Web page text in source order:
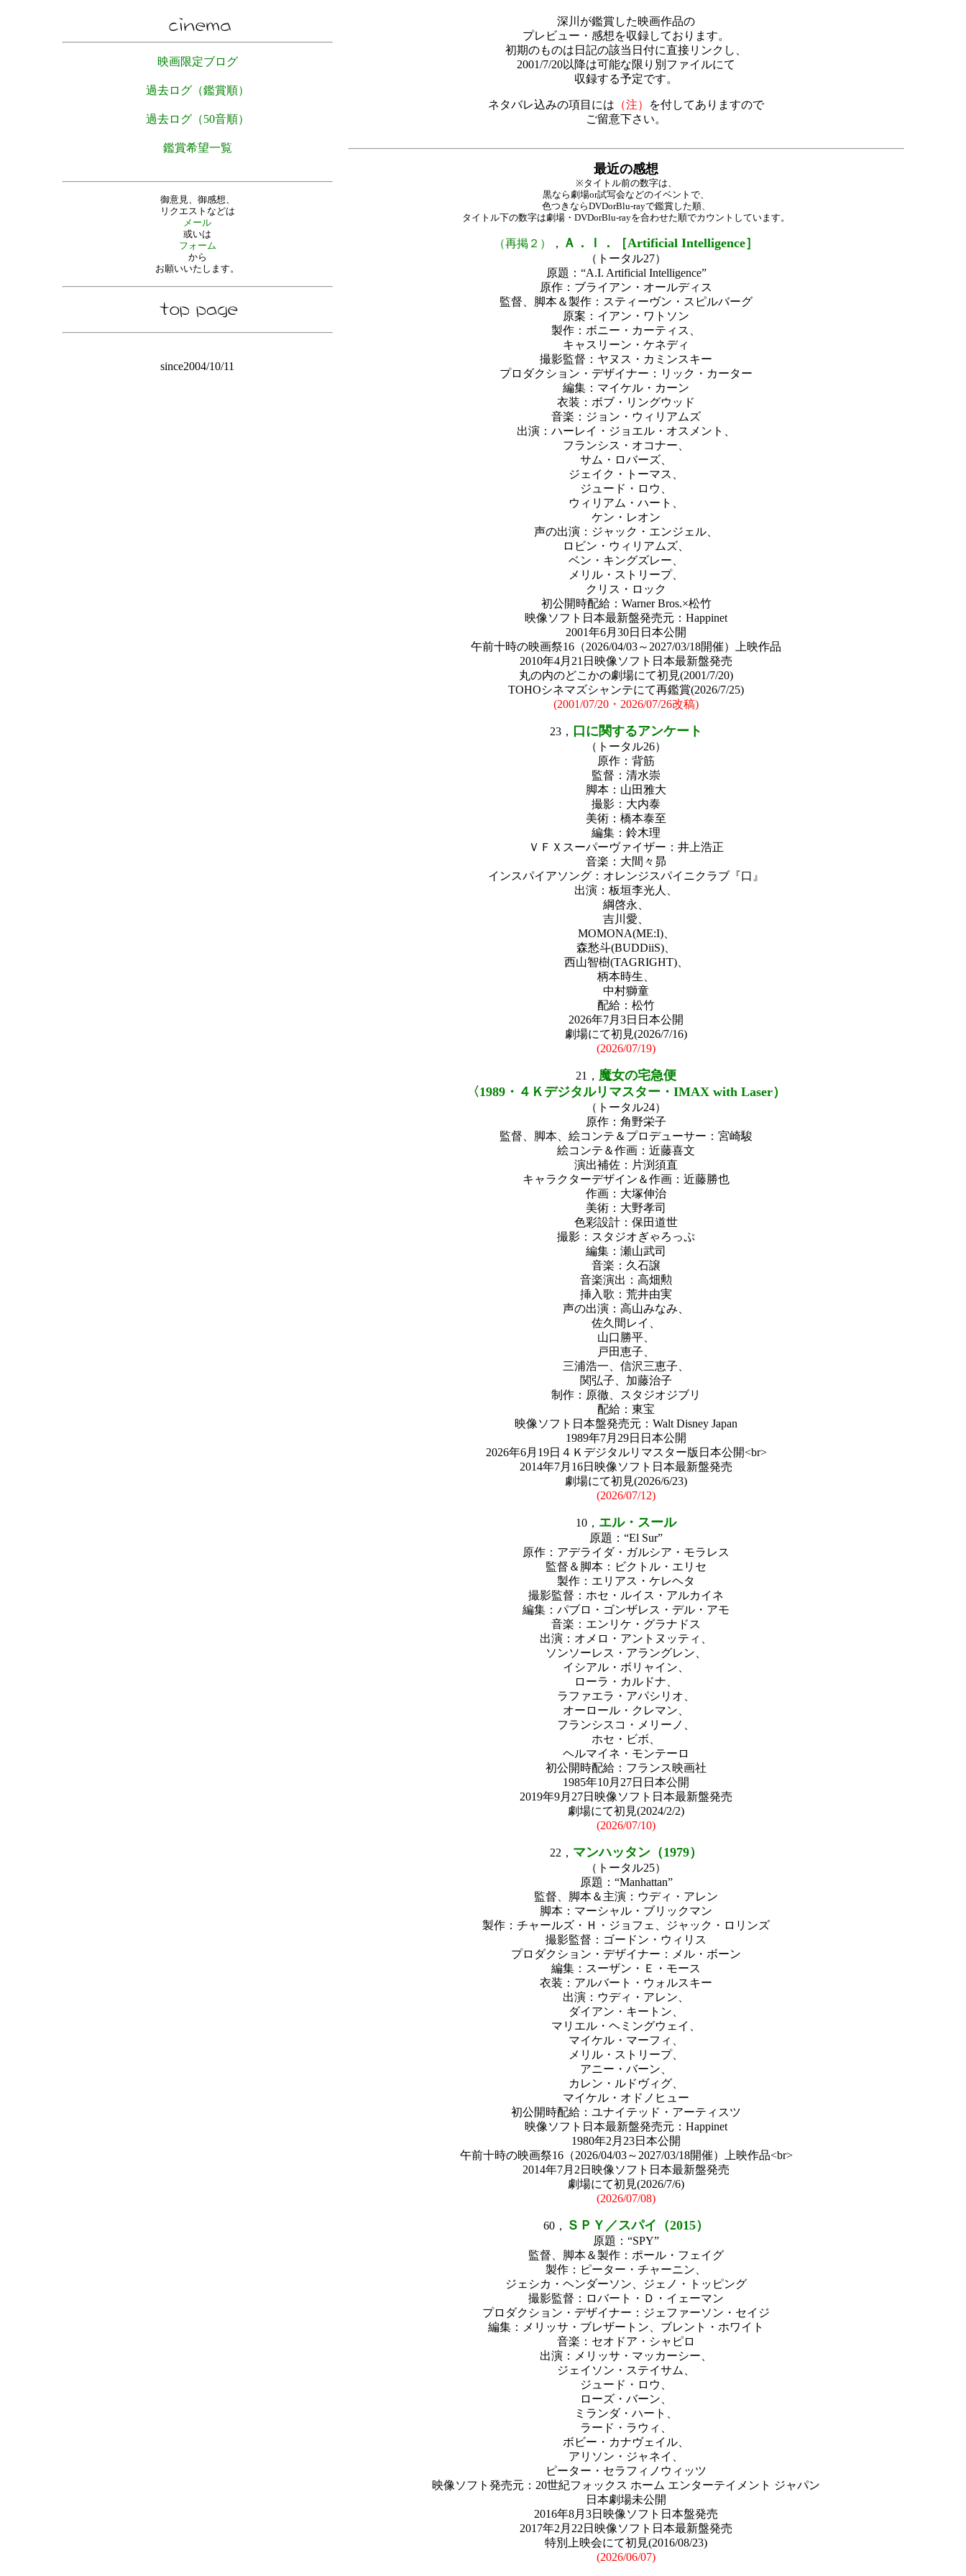
映画限定ブログ
過去ログ（鑑賞順）
過去ログ（50音順）
鑑賞希望一覧
御意見、御感想、
リクエストなどは
メール
或いは
フォーム
から
お願いいたします。
since2004/10/11
深川が鑑賞した映画作品の
プレビュー・感想を収録しております。
初期のものは日記の該当日付に直接リンクし、
2001/7/20以降は可能な限り別ファイルにて
収録する予定です。
ネタバレ込みの項目には （注）
を付してありますので
ご留意下さい。
最近の感想
※タイトル前の数字は、
黒なら劇場or試写会などのイベントで、
色つきならDVDorBlu-rayで鑑賞した順、
タイトル下の数字は劇場・DVDorBlu-rayを合わせた順でカウントしています。
（再掲２） ， Ａ．Ｉ．［Artificial Intelligence］
（トータル27）
原題：“A.I. Artificial Intelligence”
原作：ブライアン・オールディス
監督、脚本＆製作：スティーヴン・スピルバーグ
原案：イアン・ワトソン
製作：ボニー・カーティス、
キャスリーン・ケネディ
撮影監督：ヤヌス・カミンスキー
プロダクション・デザイナー：リック・カーター
編集：マイケル・カーン
衣装：ボブ・リングウッド
音楽：ジョン・ウィリアムズ
出演：ハーレイ・ジョエル・オスメント、
フランシス・オコナー、
サム・ロバーズ、
ジェイク・トーマス、
ジュード・ロウ、
ウィリアム・ハート、
ケン・レオン
声の出演：ジャック・エンジェル、
ロビン・ウィリアムズ、
ベン・キングズレー、
メリル・ストリープ、
クリス・ロック
初公開時配給：Warner Bros.×松竹
映像ソフト日本最新盤発売元：Happinet
2001年6月30日日本公開
午前十時の映画祭16（2026/04/03～2027/03/18開催）上映作品
2010年4月21日映像ソフト日本最新盤発売
丸の内のどこかの劇場にて初見(2001/7/20)
TOHOシネマズシャンテにて再鑑賞(2026/7/25)
(2001/07/20・2026/07/26改稿)
23， 口に関するアンケート
（トータル26）
原作：背筋
監督：清水崇
脚本：山田雅大
撮影：大内泰
美術：橋本泰至
編集：鈴木理
ＶＦＸスーパーヴァイザー：井上浩正
音楽：大間々昴
インスパイアソング：オレンジスパイニクラブ『口』
出演：板垣李光人、
綱啓永、
吉川愛、
MOMONA(ME:I)、
森愁斗(BUDDiiS)、
西山智樹(TAGRIGHT)、
柄本時生、
中村獅童
配給：松竹
2026年7月3日日本公開
劇場にて初見(2026/7/16)
(2026/07/19)
21， 魔女の宅急便
〈1989・４Ｋデジタルリマスター・IMAX with Laser）
（トータル24）
原作：角野栄子
監督、脚本、絵コンテ＆プロデューサー：宮崎駿
絵コンテ＆作画：近藤喜文
演出補佐：片渕須直
キャラクターデザイン＆作画：近藤勝也
作画：大塚伸治
美術：大野孝司
色彩設計：保田道世
撮影：スタジオぎゃろっぷ
編集：瀬山武司
音楽：久石譲
音楽演出：高畑勲
挿入歌：荒井由実
声の出演：高山みなみ、
佐久間レイ、
山口勝平、
戸田恵子、
三浦浩一、信沢三恵子、
関弘子、加藤治子
制作：原徹、スタジオジブリ
配給：東宝
映像ソフト日本盤発売元：Walt Disney Japan
1989年7月29日日本公開
2026年6月19日４Ｋデジタルリマスター版日本公開<br>
2014年7月16日映像ソフト日本最新盤発売
劇場にて初見(2026/6/23)
(2026/07/12)
10， エル・スール
原題：“El Sur”
原作：アデライダ・ガルシア・モラレス
監督＆脚本：ビクトル・エリセ
製作：エリアス・ケレヘタ
撮影監督：ホセ・ルイス・アルカイネ
編集：パブロ・ゴンザレス・デル・アモ
音楽：エンリケ・グラナドス
出演：オメロ・アントヌッティ、
ソンソーレス・アラングレン、
イシアル・ボリャイン、
ローラ・カルドナ、
ラファエラ・アパシリオ、
オーロール・クレマン、
フランシスコ・メリーノ、
ホセ・ビボ、
ヘルマイネ・モンテーロ
初公開時配給：フランス映画社
1985年10月27日日本公開
2019年9月27日映像ソフト日本最新盤発売
劇場にて初見(2024/2/2)
(2026/07/10)
22， マンハッタン（1979）
（トータル25）
原題：“Manhattan”
監督、脚本＆主演：ウディ・アレン
脚本：マーシャル・ブリックマン
製作：チャールズ・Ｈ・ジョフェ、ジャック・ロリンズ
撮影監督：ゴードン・ウィリス
プロダクション・デザイナー：メル・ボーン
編集：スーザン・Ｅ・モース
衣装：アルバート・ウォルスキー
出演：ウディ・アレン、
ダイアン・キートン、
マリエル・ヘミングウェイ、
マイケル・マーフィ、
メリル・ストリープ、
アニー・バーン、
カレン・ルドヴィグ、
マイケル・オドノヒュー
初公開時配給：ユナイテッド・アーティスツ
映像ソフト日本最新盤発売元：Happinet
1980年2月23日本公開
午前十時の映画祭16（2026/04/03～2027/03/18開催）上映作品<br>
2014年7月2日映像ソフト日本最新盤発売
劇場にて初見(2026/7/6)
(2026/07/08)
60， ＳＰＹ／スパイ（2015）
原題：“SPY”
監督、脚本＆製作：ポール・フェイグ
製作：ピーター・チャーニン、
ジェシカ・ヘンダーソン、ジェノ・トッピング
撮影監督：ロバート・Ｄ・イェーマン
プロダクション・デザイナー：ジェファーソン・セイジ
編集：メリッサ・ブレザートン、ブレント・ホワイト
音楽：セオドア・シャピロ
出演：メリッサ・マッカーシー、
ジェイソン・ステイサム、
ジュード・ロウ、
ローズ・バーン、
ミランダ・ハート、
ラード・ラウィ、
ボビー・カナヴェイル、
アリソン・ジャネイ、
ピーター・セラフィノウィッツ
映像ソフト発売元：20世紀フォックス ホーム エンターテイメント ジャパン
日本劇場未公開
2016年8月3日映像ソフト日本盤発売
2017年2月22日映像ソフト日本最新盤発売
特別上映会にて初見(2016/08/23)
(2026/06/07)